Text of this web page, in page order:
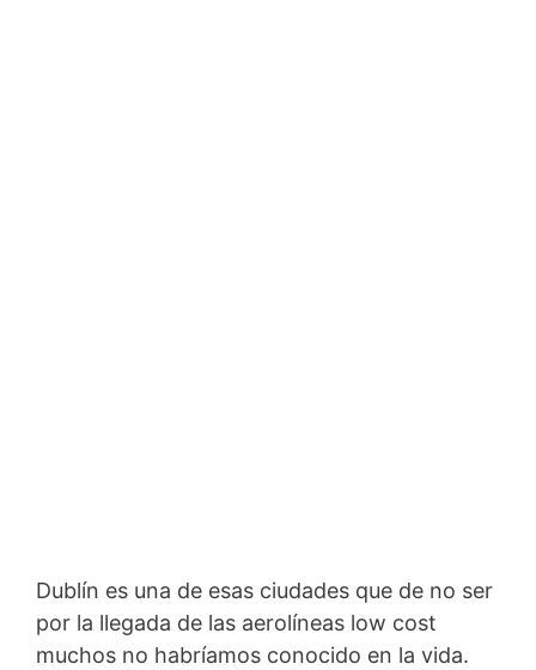
Dublín es una de esas ciudades que de no ser
por la llegada de las aerolíneas low cost
muchos no habríamos conocido en la vida.